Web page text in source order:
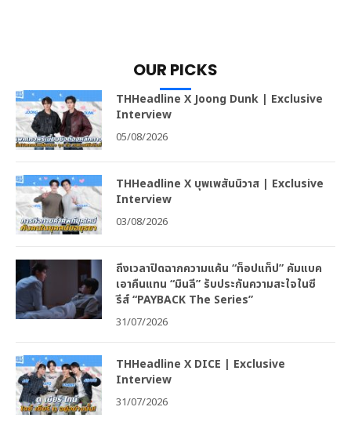
OUR PICKS
THHeadline X Joong Dunk | Exclusive
Interview
05/08/2026
THHeadline X บุพเพสันนิวาส | Exclusive
Interview
03/08/2026
ถึงเวลาปิดฉากความแค้น “ท็อปแท็ป” คัมแบค
เอาคืนแทน “มินลี” รับประกันความสะใจในซี
รีส์ “PAYBACK The Series”
31/07/2026
THHeadline X DICE | Exclusive
Interview
31/07/2026